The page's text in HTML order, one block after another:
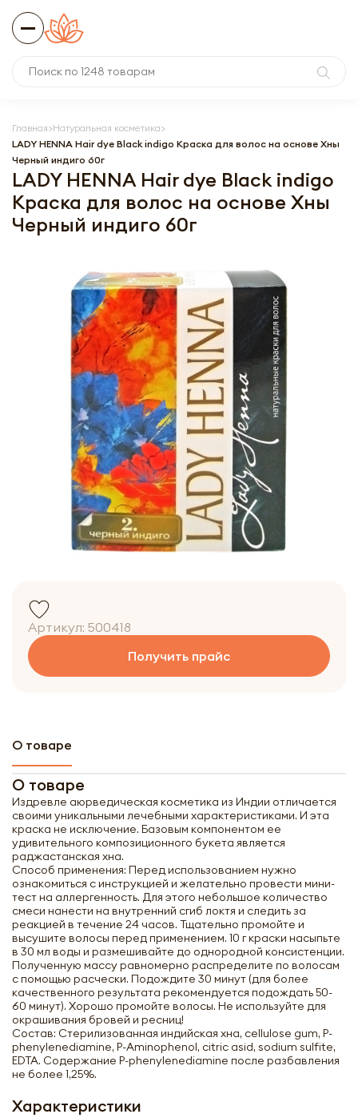
Главная Натуральная косметика
LADY HENNA Hair dye Black indigo Краска для волос на основе Хны
Черный индиго 60г
LADY HENNA Hair dye Black indigo
Краска для волос на основе Хны
Черный индиго 60г
Артикул: 500418
Получить прайс
О товаре
О товаре
Издревле аюрведическая косметика из Индии отличается
своими уникальными лечебными характеристиками. И эта
краска не исключение. Базовым компонентом ее
удивительного композиционного букета является
раджастанская хна.
Способ применения: Перед использованием нужно
ознакомиться с инструкцией и желательно провести мини-
тест на аллергенность. Для этого небольшое количество
смеси нанести на внутренний сгиб локтя и следить за
реакцией в течение 24 часов. Тщательно промойте и
высушите волосы перед применением. 10 г краски насыпьте
в 30 мл воды и размешивайте до однородной консистенции.
Полученную массу равномерно распределите по волосам
с помощью расчески. Подождите 30 минут (для более
качественного результата рекомендуется подождать 50-
60 минут). Хорошо промойте волосы. Не используйте для
окрашивания бровей и ресниц!
Состав: Стерилизованная индийская хна, cellulose gum, P-
phenylenediamine, P-Aminophenol, citric asid, sodium sulfite,
EDTA. Содержание P-phenylenediamine после разбавления
не более 1,25%.
ХарактеристикиПолучить оптовый